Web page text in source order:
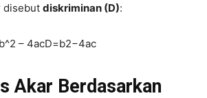
disebut diskriminan (D):
– 4acD=b2−4ac
Akar Berdasarkan